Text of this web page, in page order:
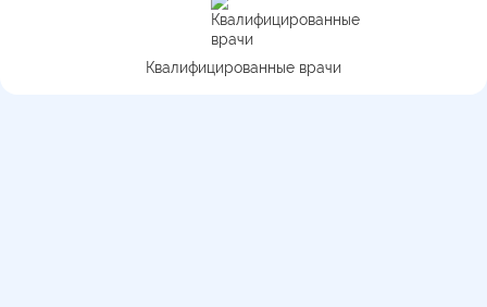
Квалифицированные врачи